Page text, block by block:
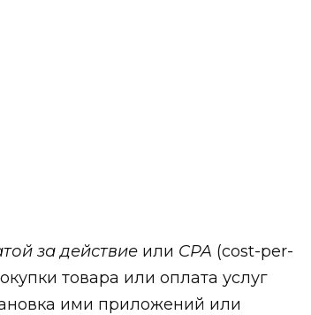
за действие или CPA (cost-per-
товара или оплата услуг
ими приложений или